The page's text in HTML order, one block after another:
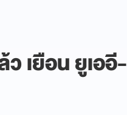
เยือน ยูเออี-